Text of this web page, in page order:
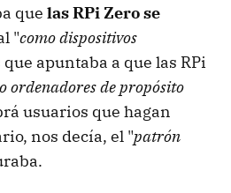
que las RPi Zero se
"como dispositivos
apuntaba a que las RPi
ordenadores de propósito
usuarios que hagan
nos decía, el "patrón